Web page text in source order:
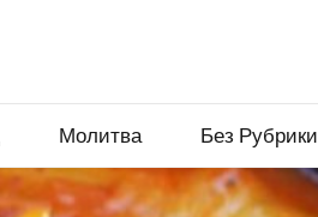
Молитва Без Рубрики